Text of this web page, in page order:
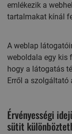
emlékezik a
tartalmakat kínál
A weblap
weboldala egy kis
hogy a látogatás
Erről a
Érvényességi
sütit